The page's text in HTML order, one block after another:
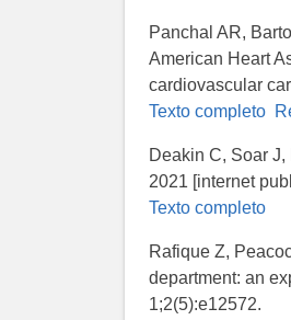
Panchal AR,
American Heart
cardiovascular
Texto completo
Deakin C, Soar
2021 [internet
Texto completo
Rafique Z,
department: an
1;2(5):e12572.